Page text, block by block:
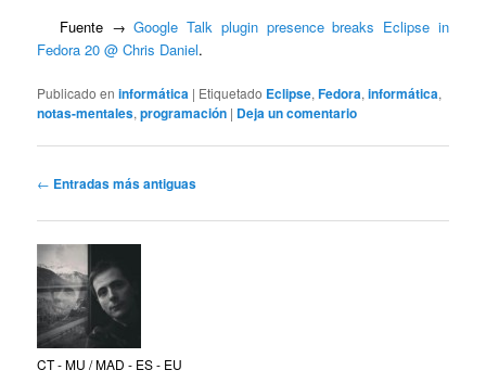
Fuente →Google Talk plugin presence breaks Eclipse in
Fedora 20 @ Chris Daniel.
Publicado en informática | Etiquetado Eclipse,Fedora,informática,
notas-mentales,programación | Deja un comentario
Navegación
entradas
← Entradas más antiguas
CT - MU / MAD - ES - EU